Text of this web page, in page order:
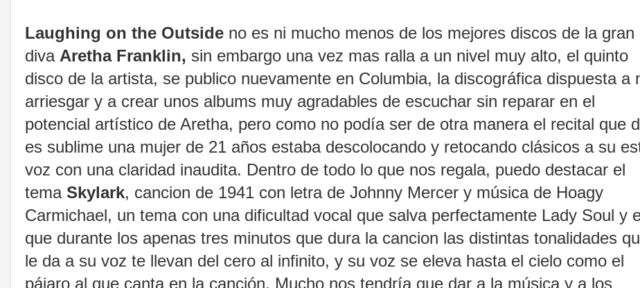
Laughing on the Outside no es ni mucho menos de los mejores discos de la gran
diva Aretha Franklin, sin embargo una vez mas ralla a un nivel muy alto, el quinto
disco de la artista, se publico nuevamente en Columbia, la discográfica dispuesta a
arriesgar y a crear unos albums muy agradables de escuchar sin reparar en el
potencial artístico de Aretha, pero como no podía ser de otra manera el recital que
es sublime una mujer de 21 años estaba descolocando y retocando clásicos a su
voz con una claridad inaudita. Dentro de todo lo que nos regala, puedo destacar el
tema Skylark, cancion de 1941 con letra de Johnny Mercer y música de Hoagy
Carmichael, un tema con una dificultad vocal que salva perfectamente Lady Soul y
que durante los apenas tres minutos que dura la cancion las distintas tonalidades
le da a su voz te llevan del cero al infinito, y su voz se eleva hasta el cielo como el
pájaro al que canta en la canción. Mucho nos tendría que dar a la música y a los